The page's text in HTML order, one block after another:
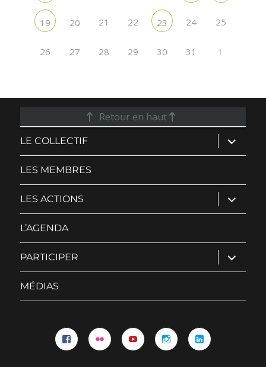
19 20 21 22 23 24 25
26 27 28 29 30 31 1
Retour en haut
LE COLLECTIF ouvrir
le
sous-
LES MEMBRES
LES ACTIONS ouvrir
le
sous-
L’AGENDA
PARTICIPER ouvrir
le
sous-
MÉDIAS